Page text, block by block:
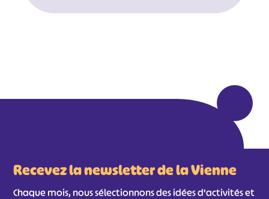
Recevez la newsletter de la Vienne
Chaque mois, nous sélectionnons des idées d'activités et